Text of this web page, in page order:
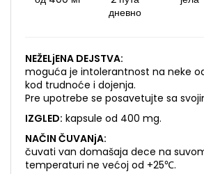
дневно
NEŽELjENA DEJSTVA:
moguća je intolerantnost na neke
kod trudnoće i dojenja.
Pre upotrebe se posavetujte sa
IZGLED: kapsule od 400 mg.
NAČIN ČUVANjA:
čuvati van domašaja dece na
temperaturi ne većoj od +25℃.